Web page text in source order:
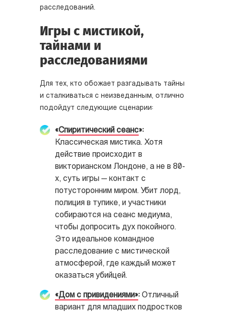
расследований.
Игры с мистикой,
тайнами и
расследованиями
Для тех, кто обожает разгадывать тайны
и сталкиваться с неизведанным, отлично
подойдут следующие сценарии:
«Спиритический сеанс»:
Классическая мистика. Хотя
действие происходит в
викторианском Лондоне, а не в 80-
х, суть игры — контакт с
потусторонним миром. Убит лорд,
полиция в тупике, и участники
собираются на сеанс медиума,
чтобы допросить дух покойного.
Это идеальное командное
расследование с мистической
атмосферой, где каждый может
оказаться убийцей.
«Дом с привидениями»: Отличный
вариант для младших подростков